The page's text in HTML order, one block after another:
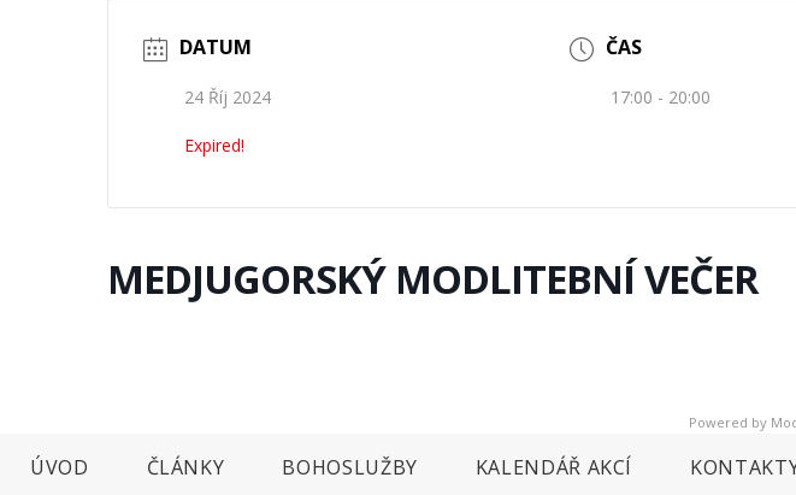
DATUM
24 Říj 2024
Expired!
ČAS
17:00 - 20:00
MEDJUGORSKÝ MODLITEBNÍ VEČER
Powered by
ÚVOD ČLÁNKY BOHOSLUŽBY KALENDÁŘ AKCÍ